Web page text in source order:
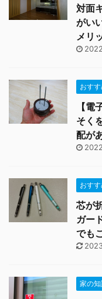
対面
がい
メリ
おす
【
そく
配が
おす
芯が
ガー
でも
家の